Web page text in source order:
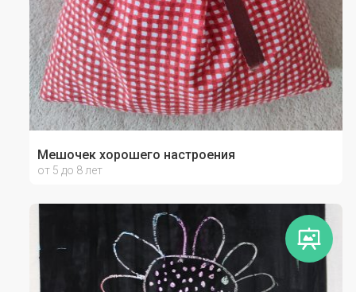
Мешочек хорошего настроения
от 5 до 8 лет